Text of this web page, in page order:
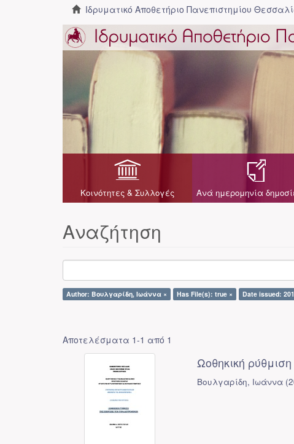
Ιδρυματικό Αποθετήριο Πανεπιστημίου
Κοινότητες & Συλλογές Ανά ημερομηνία
Αναζήτηση
Author: Βουλγαρίδη, Ιωάννα × Has File(s): true × Date issued:
Αποτελέσματα 1-1 από 1
Ωοθηκική
Βουλγαρίδη, Ιωάννα (